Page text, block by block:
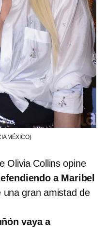
MÉXICO)
Olivia Collins opine
a Maribel
gran amistad de
vaya a